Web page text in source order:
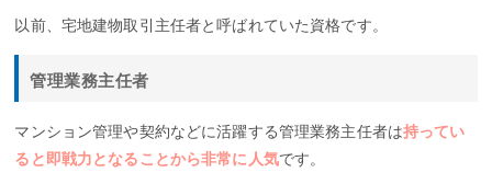
以前、宅地建物取引主任者と呼ばれていた資格です。
管理業務主任者
マンション管理や契約などに活躍する管理業務主任者は持ってい
ると即戦力となることから非常に人気です。